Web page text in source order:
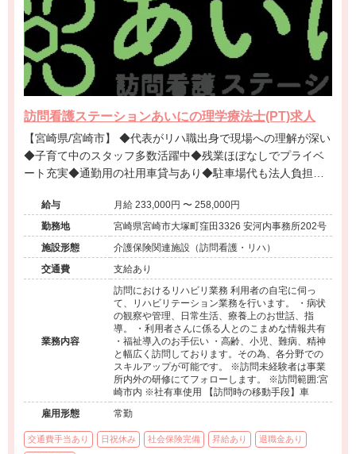
訪問看護ステーションあいにの理学療法士(PT)求人
【宮崎県/宮崎市】 ◆代表がリハ職出身で現場への理解が深い
◆子育て中のスタッフ多数活躍中◆残業ほぼなしでプライベ
ート充実◆通勤用の社用車貸与あり◆駐車場代も法人負担◆
給与
月給 233,000円 〜 258,000円
勤務地
宮崎県宮崎市大塚町窪田3326 安河内事務所202号
施設形態
介護保険関連施設（訪問看護・リハ）
交通費
支給あり
業務内容
訪問におけるリハビリ業務 利用者の自宅に伺っ
て、リハビリテーション業務を行います。 ・病状
の観察や管理、日常生活、療養上のお世話、指
導。 ・利用者さんに係る人とのこまめな情報共有
・福祉導入のお手伝い ・高齢、小児、難病、精神
と幅広く訪問しております。その為、各分野での
スキルアップが可能です。 ※訪問未経験者は事業
所内外の研修にてフォローします。 ※訪問範囲:宮
崎市内 ※社有車使用 【訪問時の移動手段】車
雇用形態
常勤
交通費手当あり 日祝休み 社会保険完備 昇給あり 退職金あり